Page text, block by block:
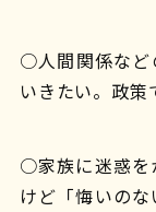
○人間関係など
いきたい。政策
○家族に迷惑を
けど「悔いの